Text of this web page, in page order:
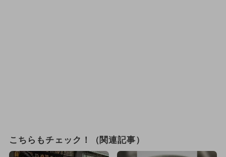
こちらもチェック！（関連記事）